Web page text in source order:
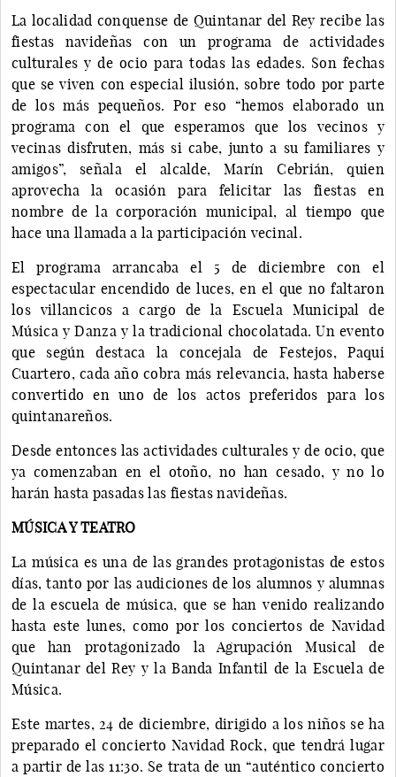
La localidad conquense de Quintanar del Rey recibe las
fiestas navideñas con un programa de actividades
culturales y de ocio para todas las edades. Son fechas
que se viven con especial ilusión, sobre todo por parte
de los más pequeños. Por eso “hemos elaborado un
programa con el que esperamos que los vecinos y
vecinas disfruten, más si cabe, junto a su familiares y
amigos”, señala el alcalde, Marín Cebrián, quien
aprovecha la ocasión para felicitar las fiestas en
nombre de la corporación municipal, al tiempo que
hace una llamada a la participación vecinal.
El programa arrancaba el 5 de diciembre con el
espectacular encendido de luces, en el que no faltaron
los villancicos a cargo de la Escuela Municipal de
Música y Danza y la tradicional chocolatada. Un evento
que según destaca la concejala de Festejos, Paqui
Cuartero, cada año cobra más relevancia, hasta haberse
convertido en uno de los actos preferidos para los
quintanareños.
Desde entonces las actividades culturales y de ocio, que
ya comenzaban en el otoño, no han cesado, y no lo
harán hasta pasadas las fiestas navideñas.
MÚSICA Y TEATRO
La música es una de las grandes protagonistas de estos
días, tanto por las audiciones de los alumnos y alumnas
de la escuela de música, que se han venido realizando
hasta este lunes, como por los conciertos de Navidad
que han protagonizado la Agrupación Musical de
Quintanar del Rey y la Banda Infantil de la Escuela de
Música.
Este martes, 24 de diciembre, dirigido a los niños se ha
preparado el concierto Navidad Rock, que tendrá lugar
a partir de las 11:30. Se trata de un “auténtico concierto